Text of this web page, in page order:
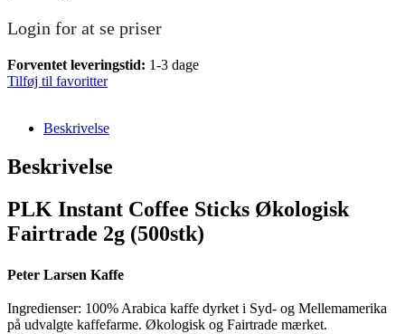
Login for at se priser
Forventet leveringstid: 1-3 dage
Tilføj til favoritter
Beskrivelse
Beskrivelse
PLK Instant Coffee Sticks Økologisk
Fairtrade 2g (500stk)
Peter Larsen Kaffe
Ingredienser: 100% Arabica kaffe dyrket i Syd- og Mellemamerika
på udvalgte kaffefarme. Økologisk og Fairtrade mærket.